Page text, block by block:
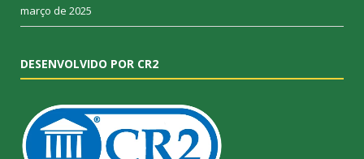
março de 2025
DESENVOLVIDO POR CR2